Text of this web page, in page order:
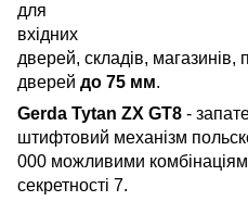
для
вхідних
дверей, складів,
дверей до 75 мм.
Gerda Tytan ZX GT8 -
штифтовий механізм
000 можливими
секретності 7.